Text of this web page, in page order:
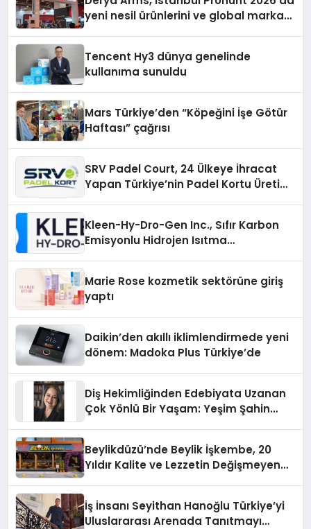
yeni nesil ürünlerini ve global marka
Tencent Hy3 dünya genelinde
kullanıma sunuldu
Mars Türkiye’den “Köpeğini İşe Götür
Haftası” çağrısı
SRV Padel Court, 24 Ülkeye İhracat
Yapan Türkiye’nin Padel Kortu Üretim
Kleen-Hy-Dro-Gen Inc., Sıfır Karbon
Emisyonlu Hidrojen Isıtma
Marie Rose kozmetik sektörüne giriş
yaptı
Daikin’den akıllı iklimlendirmede yeni
dönem: Madoka Plus Türkiye’de
Diş Hekimliğinden Edebiyata Uzanan
Çok Yönlü Bir Yaşam: Yeşim Şahin
Beylikdüzü’nde Beylik İşkembe, 20
Yıldır Kalite ve Lezzetin Değişmeyen
İş İnsanı Seyithan Hanoğlu Türkiye’yi
Uluslararası Arenada Tanıtmayı